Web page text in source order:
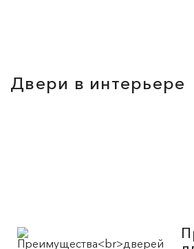
Двери в интерьере